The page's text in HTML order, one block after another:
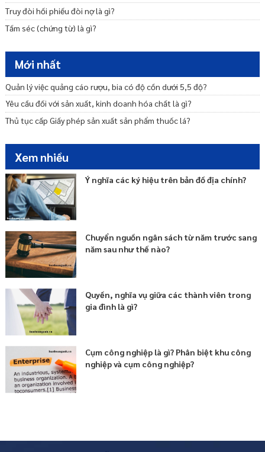
Truy đòi hối phiếu đòi nợ là gì?
Tấm séc (chứng từ) là gì?
Mới nhất
Quản lý việc quảng cáo rượu, bia có độ cồn dưới 5,5 độ?
Yêu cầu đối với sản xuất, kinh doanh hóa chất là gì?
Thủ tục cấp Giấy phép sản xuất sản phẩm thuốc lá?
Xem nhiều
Ý nghĩa các ký hiệu trên bản đồ địa chính?
Chuyển nguồn ngân sách từ năm trước sang
năm sau như thế nào?
Quyền, nghĩa vụ giữa các thành viên trong
gia đình là gì?
Cụm công nghiệp là gì? Phân biệt khu công
nghiệp và cụm công nghiệp?